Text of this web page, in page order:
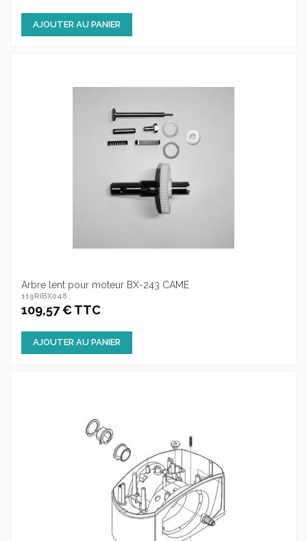
AJOUTER AU PANIER
Arbre lent pour moteur BX-243 CAME
119RIBX048
109,57 € TTC
AJOUTER AU PANIER